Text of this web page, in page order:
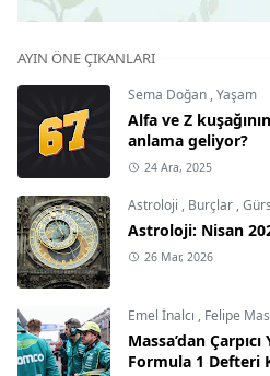
AYIN ÖNE ÇIKANLARI
Sema Doğan ,Yaşam
Alfa ve Z
anlama geliyor?
24 Ara, 2025
Astroloji , Burçlar ,
Astroloji: Nisan
26 Mar, 2026
Emel İnalcı , Felipe
Massa’dan
Formula 1 Defteri